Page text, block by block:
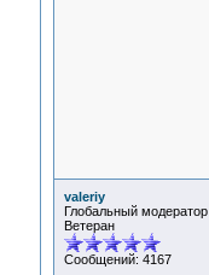
valeriy
Глобальный модератор
Ветеран
Сообщений: 4167